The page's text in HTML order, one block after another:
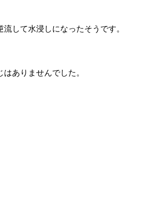
して水浸しになったそうです。
ありませんでした。